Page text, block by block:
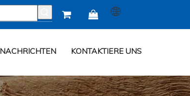
 
NACHRICHTEN KONTAKTIERE UNS